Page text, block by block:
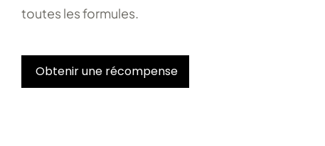
Obtenir une récompense
toutes les formules.